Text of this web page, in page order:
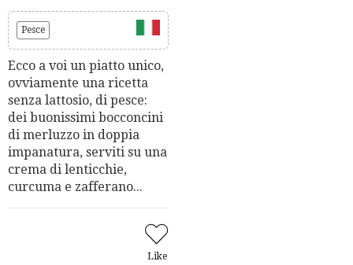
Pesce
Ecco a voi un piatto unico,
ovviamente una ricetta
senza lattosio, di pesce:
dei buonissimi bocconcini
di merluzzo in doppia
impanatura, serviti su una
crema di lenticchie,
curcuma e zafferano...
Like